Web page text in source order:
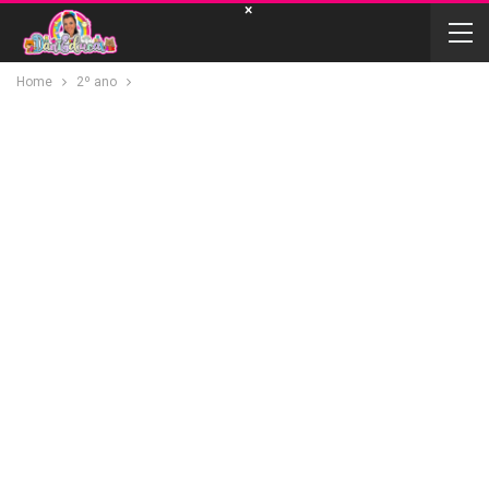
Home 2º ano
×